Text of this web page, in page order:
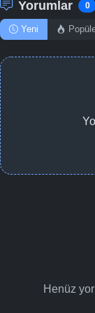
Yorumlar 0
Yeni
Henüz